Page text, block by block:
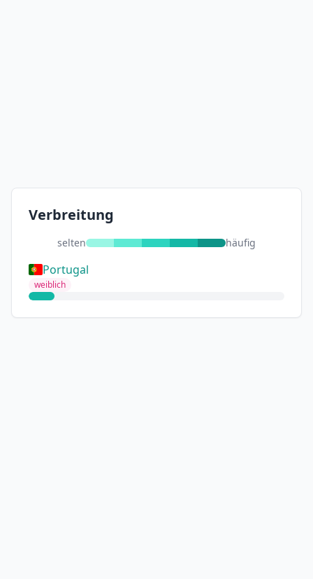
Verbreitung
selten häufig
Portugal
weiblich